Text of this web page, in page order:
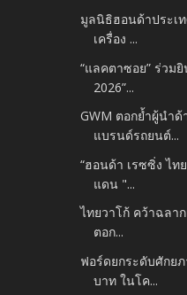
มูลนิธิฮอนด้าประเ
เครื่อง ...
“แลคตาซอย” ร่วม
2026”...
GWM ตอกย้ำผู้นำ
แบรนด์รถยนต์...
“ฮอนด้า เรซซิ่ง ไท
แดน "...
ไทยวาโก้ คว้าฉลา
ตอก...
ฟอร์ดยกระดับศักย
บาท ในโค...